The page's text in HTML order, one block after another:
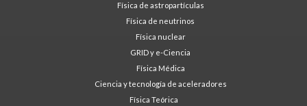
Física de astropartículas
Física de neutrinos
Física nuclear
GRID y e-Ciencia
Física Médica
Ciencia y tecnología de aceleradores
Física Teórica